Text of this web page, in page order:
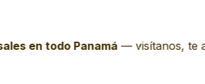
en todo Panamá—visítanos, te